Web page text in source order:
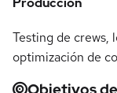
Testing de crews,
optimización de